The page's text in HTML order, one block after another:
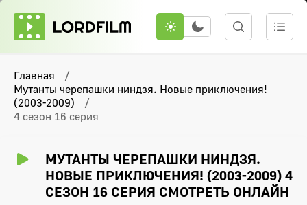
Главная
Мутанты черепашки ниндзя. Новые приключения!
(2003-2009)
4 сезон 16 серия
МУТАНТЫ ЧЕРЕПАШКИ НИНДЗЯ.
НОВЫЕ ПРИКЛЮЧЕНИЯ! (2003-2009) 4
СЕЗОН 16 СЕРИЯ СМОТРЕТЬ ОНЛАЙН